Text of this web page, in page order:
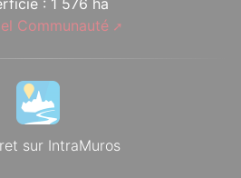
: 1 576 ha
Communauté
sur IntraMuros